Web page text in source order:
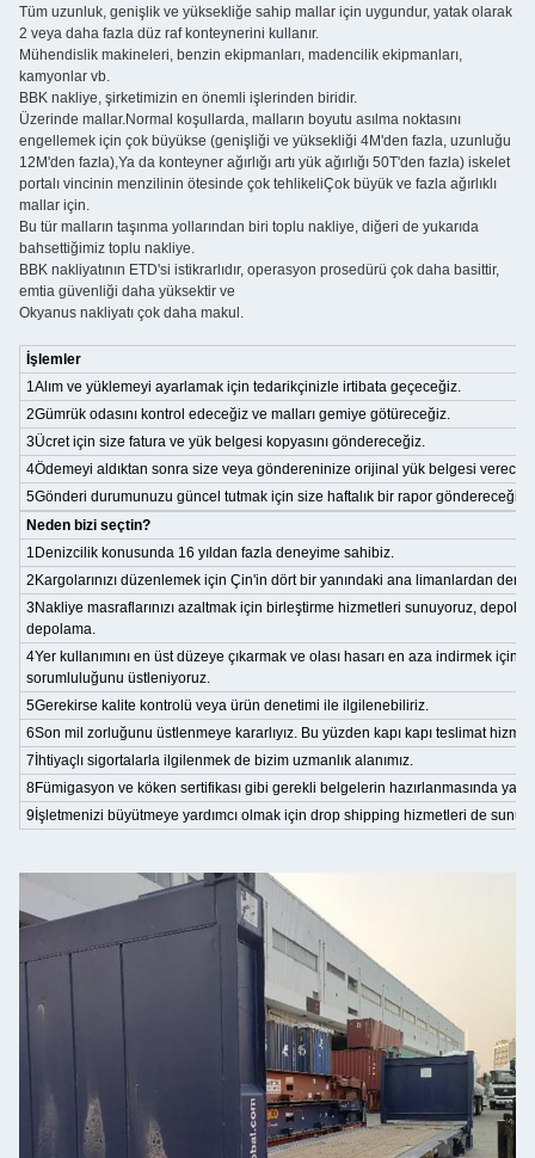
Tüm uzunluk, genişlik ve yüksekliğe sahip mallar için uygundur, yatak olarak
2 veya daha fazla düz raf konteynerini kullanır.
Mühendislik makineleri, benzin ekipmanları, madencilik ekipmanları,
kamyonlar vb.
BBK nakliye, şirketimizin en önemli işlerinden biridir.
Üzerinde mallar.Normal koşullarda, malların boyutu asılma noktasını
engellemek için çok büyükse (genişliği ve yüksekliği 4M'den fazla, uzunluğu
12M'den fazla),Ya da konteyner ağırlığı artı yük ağırlığı 50T'den fazla) iskelet
portalı vincinin menzilinin ötesinde çok tehlikeliÇok büyük ve fazla ağırlıklı
mallar için.
Bu tür malların taşınma yollarından biri toplu nakliye, diğeri de yukarıda
bahsettiğimiz toplu nakliye.
BBK nakliyatının ETD'si istikrarlıdır, operasyon prosedürü çok daha basittir,
emtia güvenliği daha yüksektir ve
Okyanus nakliyatı çok daha makul.
İşlemler
1Alım ve yüklemeyi ayarlamak için tedarikçinizle irtibata geçeceğiz.
2Gümrük odasını kontrol edeceğiz ve malları gemiye götüreceğiz.
3Ücret için size fatura ve yük belgesi kopyasını göndereceğiz.
4Ödemeyi aldıktan sonra size veya göndereninize orijinal yük belgesi
5Gönderi durumunuzu güncel tutmak için size haftalık bir rapor göndereceğiz.
Neden bizi seçtin?
1Denizcilik konusunda 16 yıldan fazla deneyime sahibiz.
2Kargolarınızı düzenlemek için Çin'in dört bir yanındaki ana limanlardan
3Nakliye masraflarınızı azaltmak için birleştirme hizmetleri sunuyoruz,
depolama.
4Yer kullanımını en üst düzeye çıkarmak ve olası hasarı en aza indirmek için
sorumluluğunu üstleniyoruz.
5Gerekirse kalite kontrolü veya ürün denetimi ile ilgilenebiliriz.
6Son mil zorluğunu üstlenmeye kararlıyız. Bu yüzden kapı kapı teslimat
7İhtiyaçlı sigortalarla ilgilenmek de bizim uzmanlık alanımız.
8Fümigasyon ve köken sertifikası gibi gerekli belgelerin hazırlanmasında
9İşletmenizi büyütmeye yardımcı olmak için drop shipping hizmetleri de